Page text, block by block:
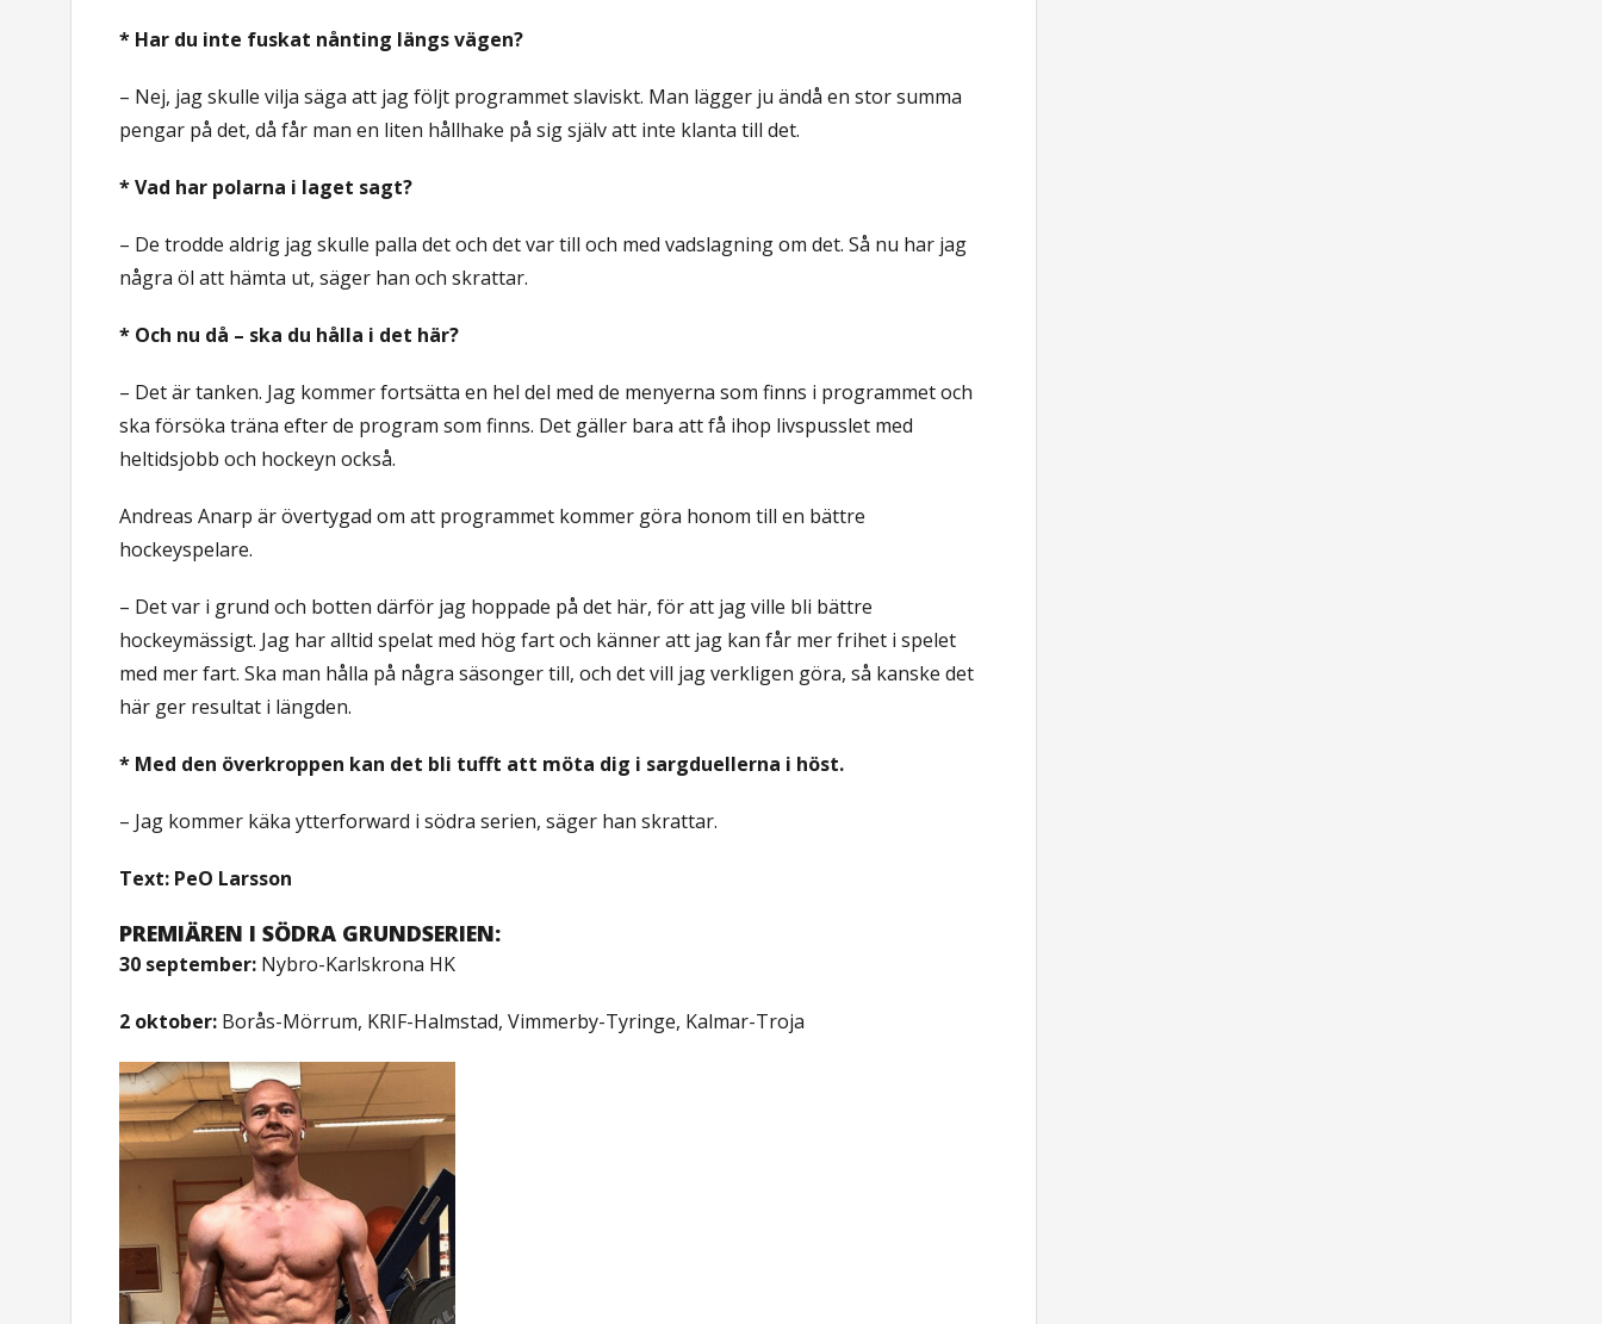
* Har du inte fuskat nånting längs vägen?
– Nej, jag skulle vilja säga att jag följt programmet slaviskt. Man lägger ju ändå en stor summa
pengar på det, då får man en liten hållhake på sig själv att inte klanta till det.
* Vad har polarna i laget sagt?
– De trodde aldrig jag skulle palla det och det var till och med vadslagning om det. Så nu har jag
några öl att hämta ut, säger han och skrattar.
* Och nu då – ska du hålla i det här?
– Det är tanken. Jag kommer fortsätta en hel del med de menyerna som finns i programmet och
ska försöka träna efter de program som finns. Det gäller bara att få ihop livspusslet med
heltidsjobb och hockeyn också.
Andreas Anarp är övertygad om att programmet kommer göra honom till en bättre
hockeyspelare.
– Det var i grund och botten därför jag hoppade på det här, för att jag ville bli bättre
hockeymässigt. Jag har alltid spelat med hög fart och känner att jag kan får mer frihet i spelet
med mer fart. Ska man hålla på några säsonger till, och det vill jag verkligen göra, så kanske det
här ger resultat i längden.
* Med den överkroppen kan det bli tufft att möta dig i sargduellerna i höst.
– Jag kommer käka ytterforward i södra serien, säger han skrattar.
Text: PeO Larsson
PREMIÄREN I SÖDRA GRUNDSERIEN:
30 september: Nybro-Karlskrona HK
2 oktober: Borås-Mörrum, KRIF-Halmstad, Vimmerby-Tyringe, Kalmar-Troja